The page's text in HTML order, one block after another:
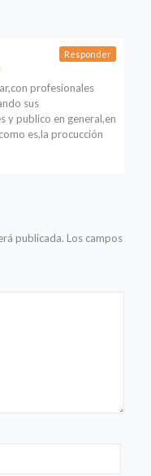
profesionales
sus
y publico en general,en
es,la procucción
Responder
publicada. Los campos